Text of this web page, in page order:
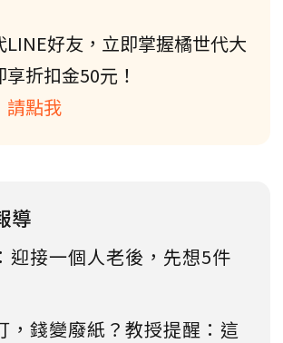
LINE好友，立即掌握橘世代大
折扣金50元！
請點我
導
迎接一個人老後，先想5件
，錢變廢紙？教授提醒：這